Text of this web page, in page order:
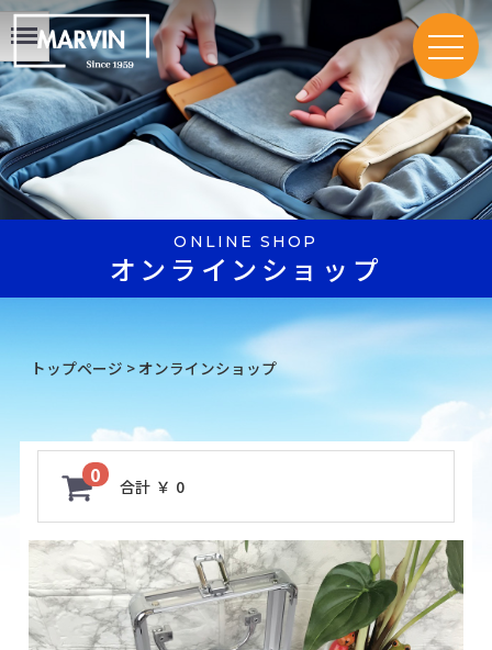
ONLINE SHOP
オンラインショップ
トップページ > オンラインショップ
0 合計 ￥ 0
Menu